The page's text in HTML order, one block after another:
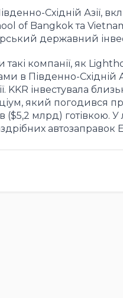
Східній Азії,
of Bangkok та
державний
компанії, як
Південно-Східній
KKR інвестувала
який погодився
млрд) готівкою. У
автозаправок